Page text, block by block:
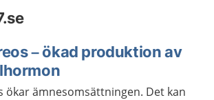
– ökad produktion av